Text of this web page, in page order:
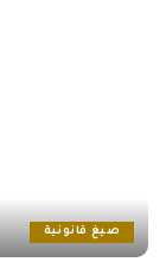
صيغ قانونية